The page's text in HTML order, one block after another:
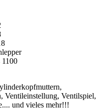
Ventileinstellung, Ventilspiel,
und vieles mehr!!!